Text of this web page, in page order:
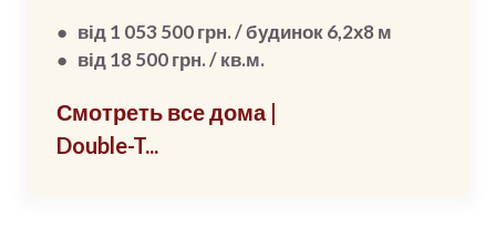
● від 1 053 500 грн. / будинок 6,2х8 м
● від 18 500 грн. / кв.м.
Смотреть все дома |
Double-T...